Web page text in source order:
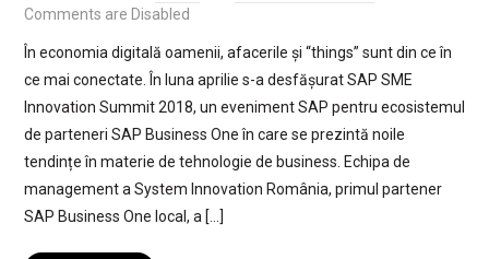
Comments are Disabled
În economia digitală oamenii, afacerile și “things” sunt din ce în
ce mai conectate. În luna aprilie s-a desfășurat SAP SME
Innovation Summit 2018, un eveniment SAP pentru ecosistemul
de parteneri SAP Business One în care se prezintă noile
tendințe în materie de tehnologie de business. Echipa de
management a System Innovation România, primul partener
SAP Business One local, a […]